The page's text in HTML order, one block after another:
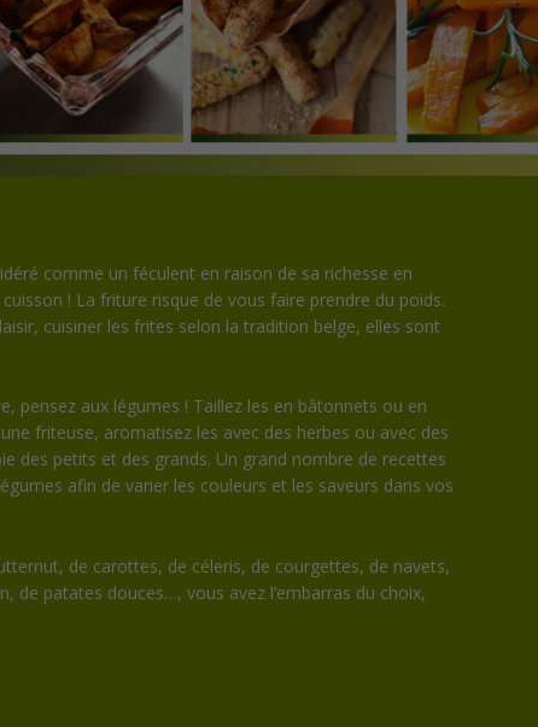
comme un féculent en raison de sa richesse en
! La friture risque de vous faire prendre du poids.
cuisiner les frites selon la tradition belge, elles sont
pensez aux légumes ! Taillez les en bâtonnets ou en
friteuse, aromatisez les avec des herbes ou avec des
des petits et des grands. Un grand nombre de recettes
afin de varier les couleurs et les saveurs dans vos
de carottes, de céleris, de courgettes, de navets,
de patates douces…, vous avez l’embarras du choix,